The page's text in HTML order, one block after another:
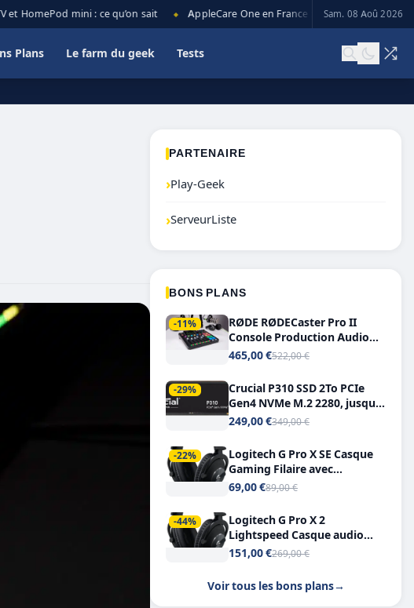
mini : ce qu’on sait ◆ AppleCare One en France : prix, couverture et
Sam. 08 Aoû 2026
Plans Le farm du geek Tests
PARTENAIRE
›Play-Geek
›ServeurListe
BONS PLANS
-11%
RØDE RØDECaster Pro II
Console Production Audio
Tout-en-Un, Bluetooth et
465,00 €522,00 €
-29%
Crucial P310 SSD 2To PCIe
Gen4 NVMe M.2 2280, jusqu’à
7.100 Mo/s
249,00 €349,00 €
-22%
Logitech G Pro X SE Casque
Gaming Filaire avec
Microphone Micro
7.1
69,00 €89,00 €
-44%
Logitech G Pro X 2
Lightspeed Casque audio
bluetooth
151,00 €269,00 €
Voir tous les bons plans→